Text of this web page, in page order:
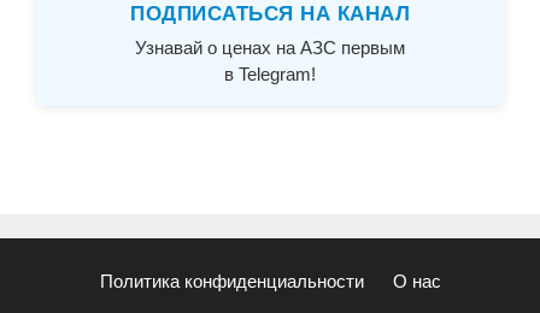
ПОДПИСАТЬСЯ НА КАНАЛ
Узнавай о ценах на АЗС первым
в Telegram!
Политика конфиденциальности О нас